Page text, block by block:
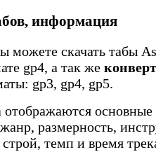
информация
можете скачать табы
gp4, а так же
gp3, gp4, gp5.
отображаются основные
размерность,
темп и время